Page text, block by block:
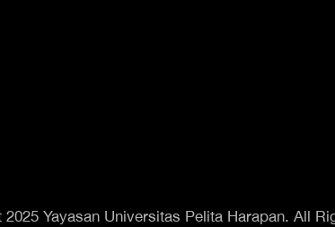
Yayasan Universitas Pelita Harapan. All